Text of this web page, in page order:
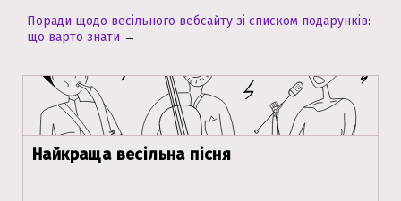
Поради щодо весільного вебсайту зі списком подарунків:
що варто знати →
Найкраща весільна пісня